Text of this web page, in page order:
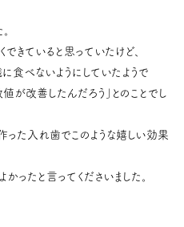
きていると思っていたけど、
食べないようにしていたようで
が改善したんだろう」とのことでし
った入れ歯でこのような嬉しい効果
ったと言ってくださいました。